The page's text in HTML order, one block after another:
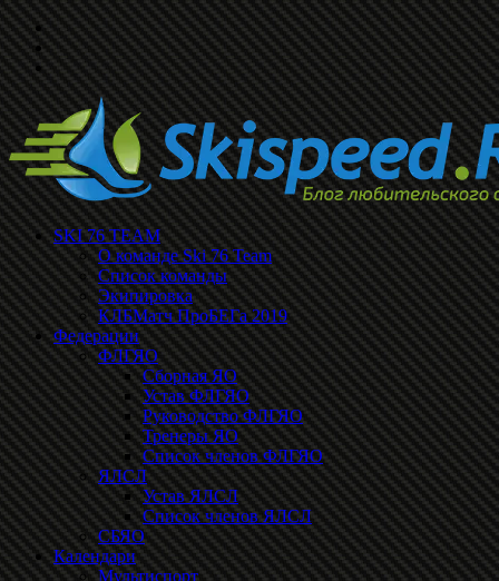
SKI 76 TEAM
О команде Ski 76 Team
Список команды
Экипировка
КЛБМатч ПроБЕГа 2019
Федерации
ФЛГЯО
Сборная ЯО
Устав ФЛГЯО
Руководство ФЛГЯО
Тренеры ЯО
Список членов ФЛГЯО
ЯЛСЛ
Устав ЯЛСЛ
Список членов ЯЛСЛ
СБЯО
Календари
Мультиспорт